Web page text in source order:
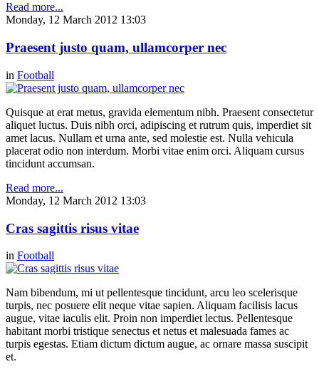
Read more...
Monday, 12 March 2012 13:03
Praesent justo quam, ullamcorper nec
in Football
Quisque at erat metus, gravida elementum nibh. Praesent consectetur
aliquet luctus. Duis nibh orci, adipiscing et rutrum quis, imperdiet sit
amet lacus. Nullam et urna ante, sed molestie est. Nulla vehicula
placerat odio non interdum. Morbi vitae enim orci. Aliquam cursus
tincidunt accumsan.
Read more...
Monday, 12 March 2012 13:03
Cras sagittis risus vitae
in Football
Nam bibendum, mi ut pellentesque tincidunt, arcu leo scelerisque
turpis, nec posuere elit neque vitae sapien. Aliquam facilisis lacus
augue, vitae iaculis elit. Proin non imperdiet lectus. Pellentesque
habitant morbi tristique senectus et netus et malesuada fames ac
turpis egestas. Etiam dictum dictum augue, ac ornare massa suscipit
et.